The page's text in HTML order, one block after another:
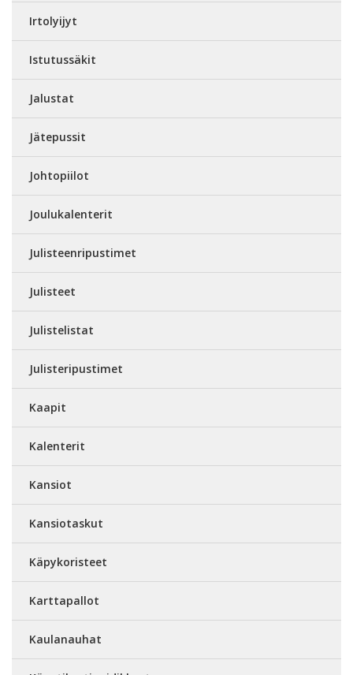
Irtolyijyt
Istutussäkit
Jalustat
Jätepussit
Johtopiilot
Joulukalenterit
Julisteenripustimet
Julisteet
Julistelistat
Julisteripustimet
Kaapit
Kalenterit
Kansiot
Kansiotaskut
Käpykoristeet
Karttapallot
Kaulanauhat